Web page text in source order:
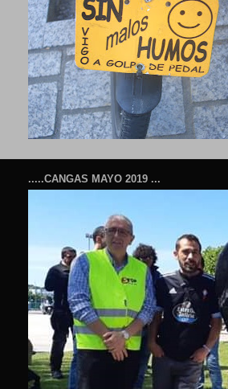
.....CANGAS MAYO 2019 ...